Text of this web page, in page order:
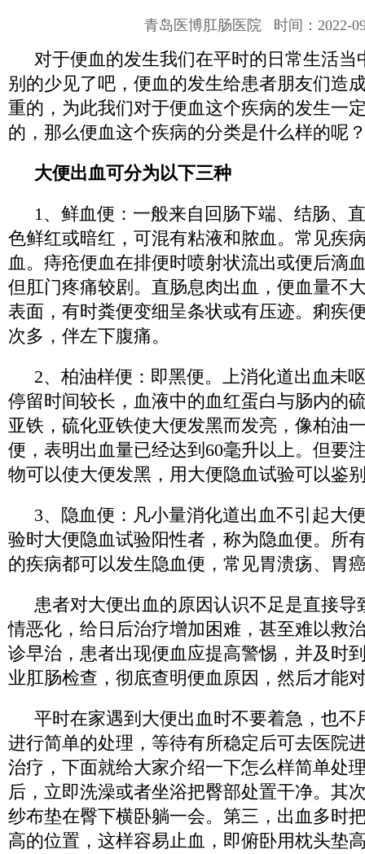
青岛医博肛肠医院 时间：2022-
对于便血的发生我们在平时的日常生活当
别的少见了吧，便血的发生给患者朋友们造
重的，为此我们对于便血这个疾病的发生一
的，那么便血这个疾病的分类是什么样的呢
大便出血可分为以下三种
1、鲜血便：一般来自回肠下端、结肠、
色鲜红或暗红，可混有粘液和脓血。常见疾
血。痔疮便血在排便时喷射状流出或便后滴
但肛门疼痛较剧。直肠息肉出血，便血量不
表面，有时粪便变细呈条状或有压迹。痢疾
次多，伴左下腹痛。
2、柏油样便：即黑便。上消化道出血未
停留时间较长，血液中的血红蛋白与肠内的
亚铁，硫化亚铁使大便发黑而发亮，像柏油
便，表明出血量已经达到60毫升以上。但要
物可以使大便发黑，用大便隐血试验可以鉴
3、隐血便：凡小量消化道出血不引起大
验时大便隐血试验阳性者，称为隐血便。所
的疾病都可以发生隐血便，常见胃溃疡、胃
患者对大便出血的原因认识不足是直接导
情恶化，给日后治疗增加困难，甚至难以救
诊早治，患者出现便血应提高警惕，并及时
业肛肠检查，彻底查明便血原因，然后才能
平时在家遇到大便出血时不要着急，也不
进行简单的处理，等待有所稳定后可去医院
治疗，下面就给大家介绍一下怎么样简单处
后，立即洗澡或者坐浴把臀部处置干净。其
纱布垫在臀下横卧躺一会。第三，出血多时
高的位置，这样容易止血，即俯卧用枕头垫